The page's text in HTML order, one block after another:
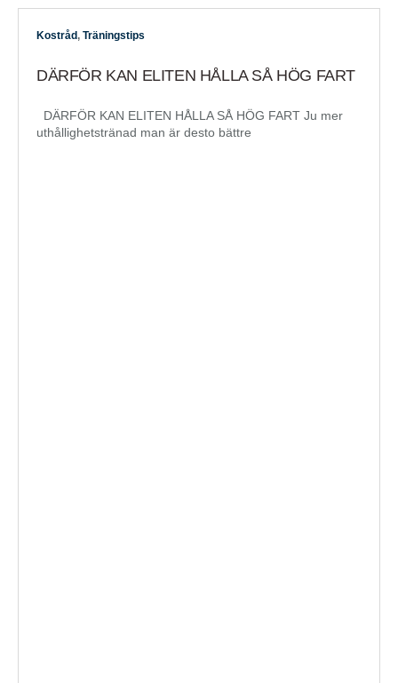
Kostråd, Träningstips
DÄRFÖR KAN ELITEN HÅLLA SÅ HÖG FART
DÄRFÖR KAN ELITEN HÅLLA SÅ HÖG FART Ju mer
uthållighetstränad man är desto bättre